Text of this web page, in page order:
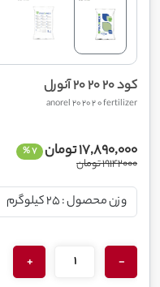
کود 20 20 20 آنورل
anorel 20 20 2 0 fertilizer
17,890,000 تومان 7 %
19142000 تومان
-
+